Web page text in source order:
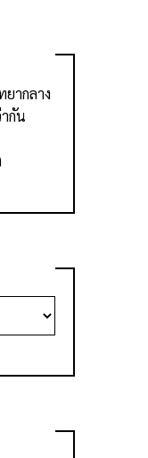
ากลาง
กัน